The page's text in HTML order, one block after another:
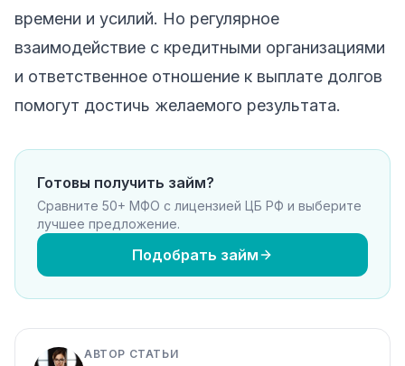
времени и усилий. Но регулярное
взаимодействие с кредитными организациями
и ответственное отношение к выплате долгов
помогут достичь желаемого результата.
Готовы получить займ?
Сравните 50+ МФО с лицензией ЦБ РФ и выберите
лучшее предложение.
Подобрать займ
АВТОР СТАТЬИ